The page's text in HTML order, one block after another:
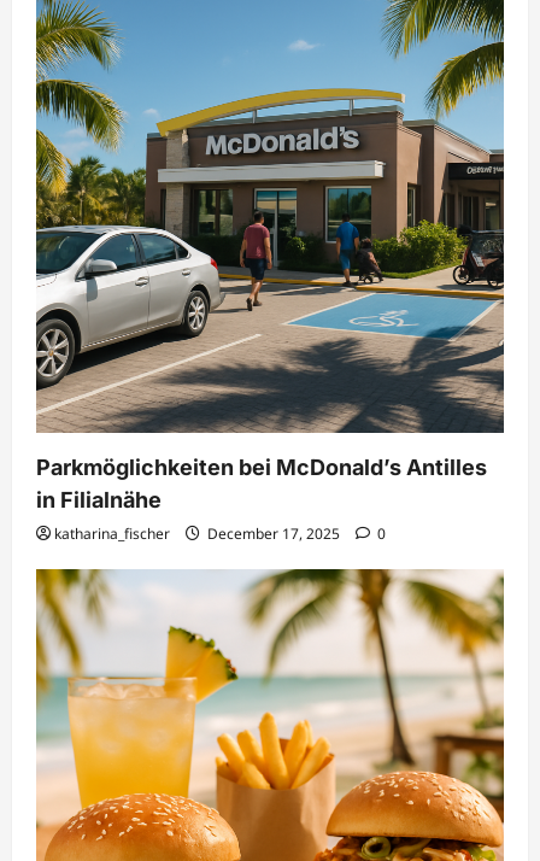
Parkmöglichkeiten bei McDonald’s Antilles
in Filialnähe
katharina_fischer December 17, 2025 0